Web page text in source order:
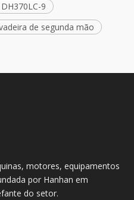
DH370LC-9
de segunda mão
motores, equipamentos
por Hanhan em
do setor.